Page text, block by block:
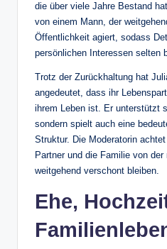
die über viele Jahre Bestand
von einem Mann, der
Öffentlichkeit agiert, sodass
persönlichen Interessen selten
Trotz der Zurückhaltung hat
angedeutet, dass ihr
ihrem Leben ist. Er unterstützt
sondern spielt auch eine
Struktur. Die Moderatorin
Partner und die Familie von
weitgehend verschont bleiben.
Ehe,